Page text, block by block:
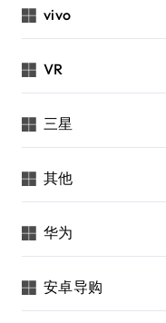
vivo
VR
三星
其他
华为
安卓导购